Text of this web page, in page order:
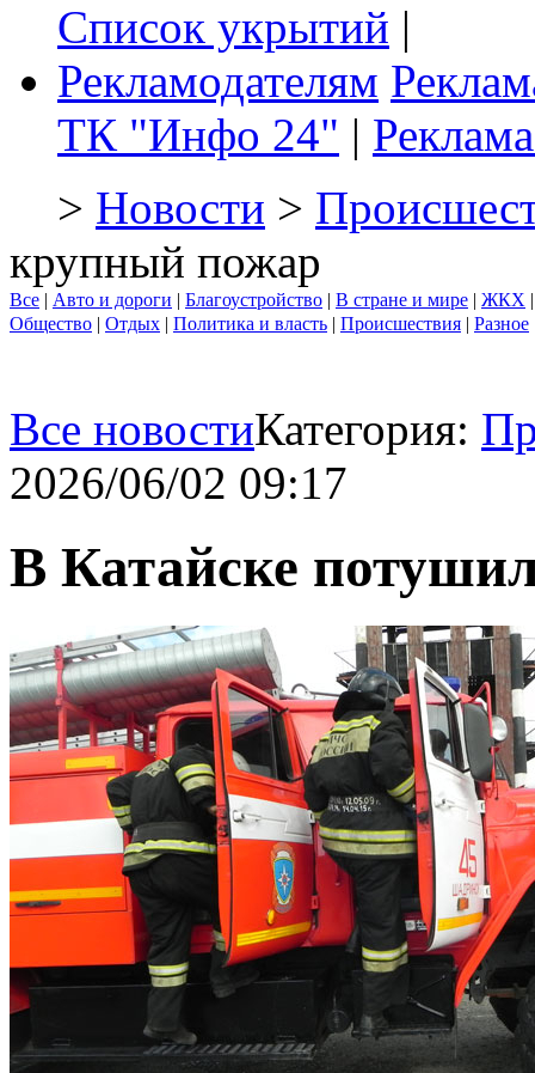
Список укрытий |
Рекламодателям
ТК "Инфо 24" |
> Новости >
крупный пожар
Все | Авто и дороги | Благоустройство | В стране и мире | ЖКХ
Общество | Отдых | Политика и власть | Происшествия | Разное
Все новостиКатегория:
2026/06/02 09:17
В Катайске